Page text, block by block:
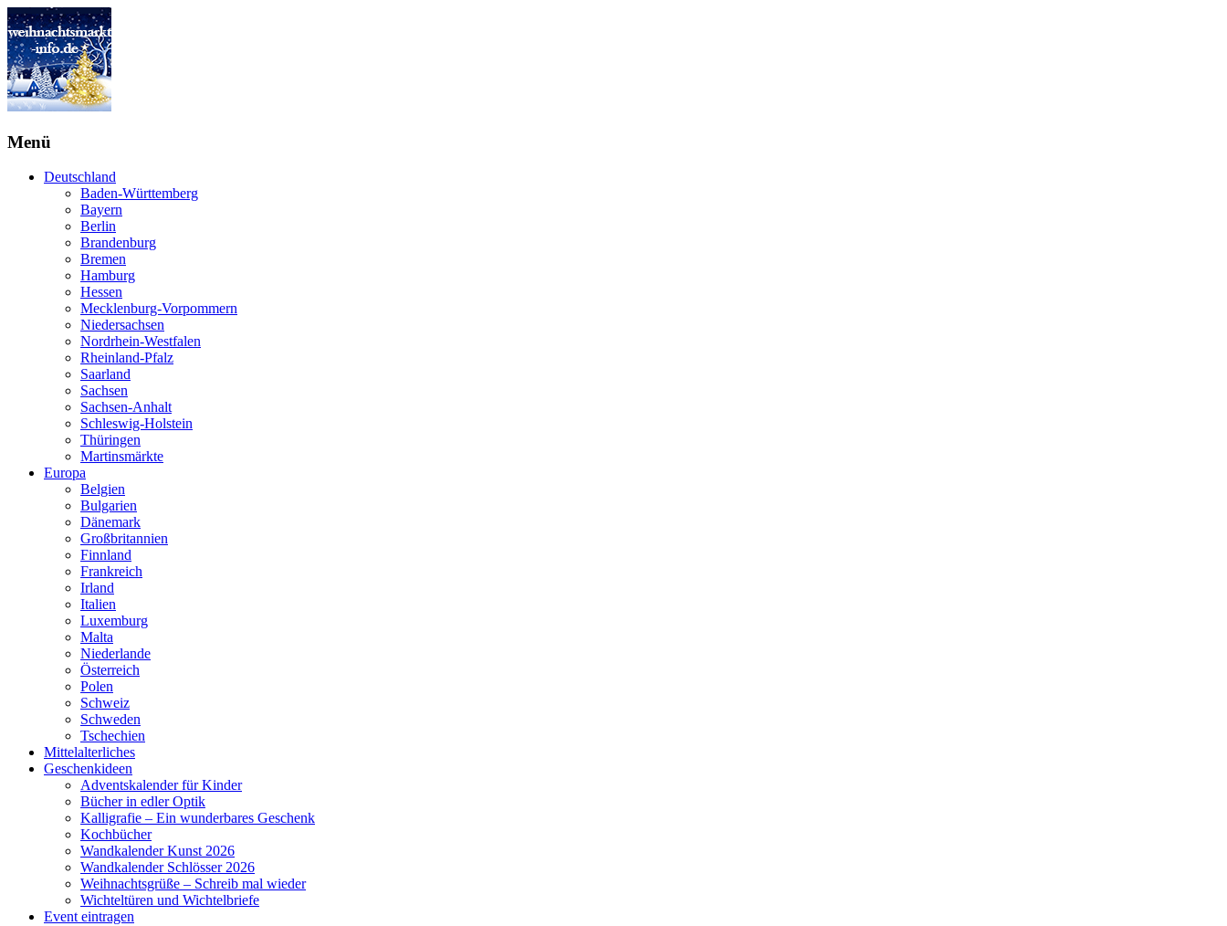
Menü
Deutschland
Baden-Württemberg
Bayern
Berlin
Brandenburg
Bremen
Hamburg
Hessen
Mecklenburg-Vorpommern
Niedersachsen
Nordrhein-Westfalen
Rheinland-Pfalz
Saarland
Sachsen
Sachsen-Anhalt
Schleswig-Holstein
Thüringen
Martinsmärkte
Europa
Belgien
Bulgarien
Dänemark
Großbritannien
Finnland
Frankreich
Irland
Italien
Luxemburg
Malta
Niederlande
Österreich
Polen
Schweiz
Schweden
Tschechien
Mittelalterliches
Geschenkideen
Adventskalender für Kinder
Bücher in edler Optik
Kalligrafie – Ein wunderbares Geschenk
Kochbücher
Wandkalender Kunst 2026
Wandkalender Schlösser 2026
Weihnachtsgrüße – Schreib mal wieder
Wichteltüren und Wichtelbriefe
Event eintragen